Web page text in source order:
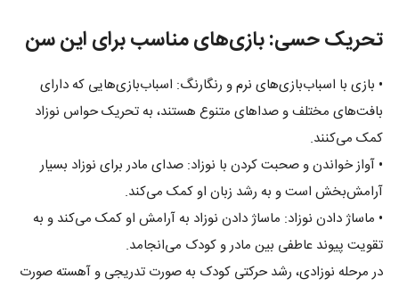
تحریک حسی: بازی‌های مناسب برای این سن
• بازی با اسباب‌بازی‌های نرم و رنگارنگ: اسباب‌بازی‌هایی که دارای
بافت‌های مختلف و صداهای متنوع هستند، به تحریک حواس نوزاد
کمک می‌کنند.
• آواز خواندن و صحبت کردن با نوزاد: صدای مادر برای نوزاد بسیار
آرامش‌بخش است و به رشد زبان او کمک می‌کند.
• ماساژ دادن نوزاد: ماساژ دادن نوزاد به آرامش او کمک می‌کند و به
تقویت پیوند عاطفی بین مادر و کودک می‌انجامد.
در مرحله نوزادی، رشد حرکتی کودک به صورت تدریجی و آهسته صورت